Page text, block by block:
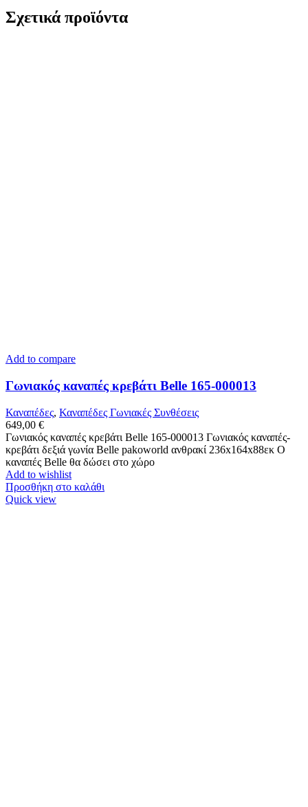
Σχετικά προϊόντα
Add to compare
Γωνιακός καναπές κρεβάτι Belle 165-000013
Καναπέδες, Καναπέδες Γωνιακές Συνθέσεις
649,00 €
Γωνιακός καναπές κρεβάτι Belle 165-000013 Γωνιακός καναπές-
κρεβάτι δεξιά γωνία Belle pakoworld ανθρακί 236x164x88εκ Ο
καναπές Belle θα δώσει στο χώρο
Add to wishlist
Προσθήκη στο καλάθι
Quick view